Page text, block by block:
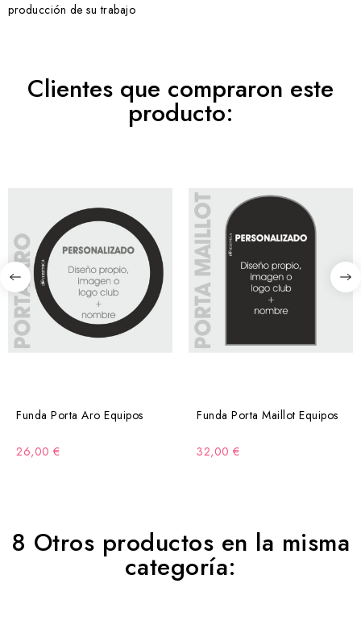
producción de su trabajo
Clientes que compraron este
producto:
Funda Porta Aro Equipos
26,00 €
Funda Porta Maillot Equipos
32,00 €
8 Otros productos en la misma
categoría: